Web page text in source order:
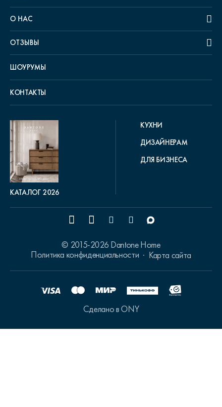
О НАС
ОТЗЫВЫ
ШОУРУМЫ
КОНТАКТЫ
КАТАЛОГ 2026
КУХНИ
ДИЗАЙНЕРАМ
ДЛЯ БИЗНЕСА
© 2015-2026 Dantone Home
Политика конфиденциальности
Карта сайта
Сделано в ONY